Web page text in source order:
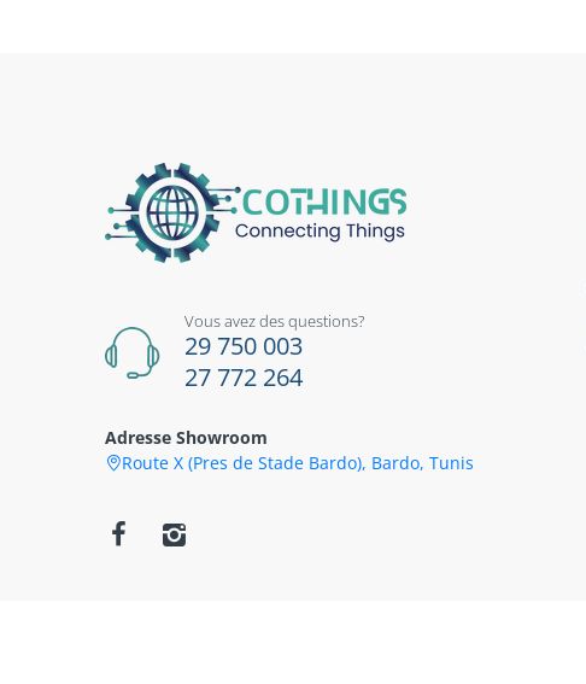
Vous avez des questions?
29 750 003
27 772 264
Adresse Showroom
Route X (Pres de Stade Bardo), Bardo, Tunis